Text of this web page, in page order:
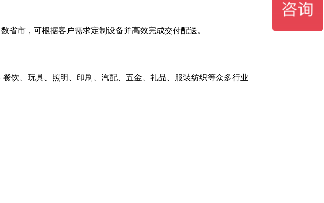
省市，可根据客户需求定制设备并高效完成交付配送。
饮、玩具、照明、印刷、汽配、五金、礼品、服装纺织等众多行业